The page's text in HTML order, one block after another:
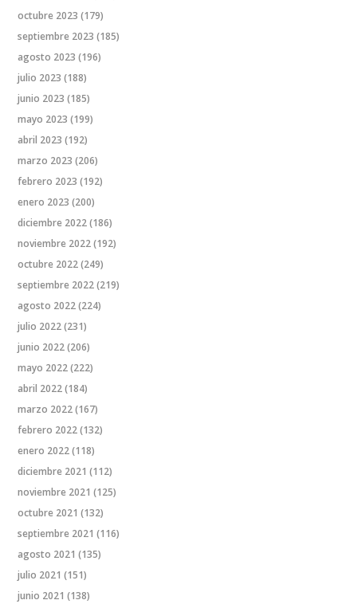
octubre 2023 (179)
septiembre 2023 (185)
agosto 2023 (196)
julio 2023 (188)
junio 2023 (185)
mayo 2023 (199)
abril 2023 (192)
marzo 2023 (206)
febrero 2023 (192)
enero 2023 (200)
diciembre 2022(186)
noviembre 2022(192)
octubre 2022(249)
septiembre 2022(219)
agosto 2022(224)
julio 2022(231)
junio 2022(206)
mayo 2022(222)
abril 2022(184)
marzo 2022(167)
febrero 2022(132)
enero 2022(118)
diciembre 2021 (112)
noviembre 2021 (125)
octubre 2021 (132)
septiembre 2021 (116)
agosto 2021 (135)
julio 2021 (151)
junio 2021 (138)